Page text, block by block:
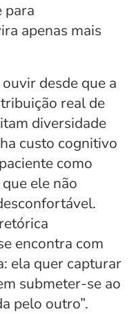
para
apenas mais
desde que a
real de
diversidade
custo cognitivo
como
ele não
encontra com
ela quer capturar
submeter-se ao
pelo outro”.